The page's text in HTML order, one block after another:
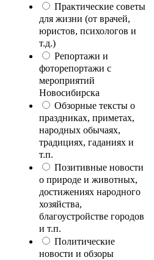
Практические советы
для жизни (от врачей,
юристов, психологов и
т.д.)
Репортажи и
фоторепортажи с
мероприятий
Новосибирска
Обзорные тексты о
праздниках, приметах,
народных обычаях,
традициях, гаданиях и
т.п.
Позитивные новости
о природе и животных,
достижениях народного
хозяйства,
благоустройстве городов
и т.п.
Политические
новости и обзоры